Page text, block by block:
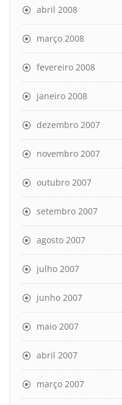
abril 2008
março 2008
fevereiro 2008
janeiro 2008
dezembro 2007
novembro 2007
outubro 2007
setembro 2007
agosto 2007
julho 2007
junho 2007
maio 2007
abril 2007
março 2007